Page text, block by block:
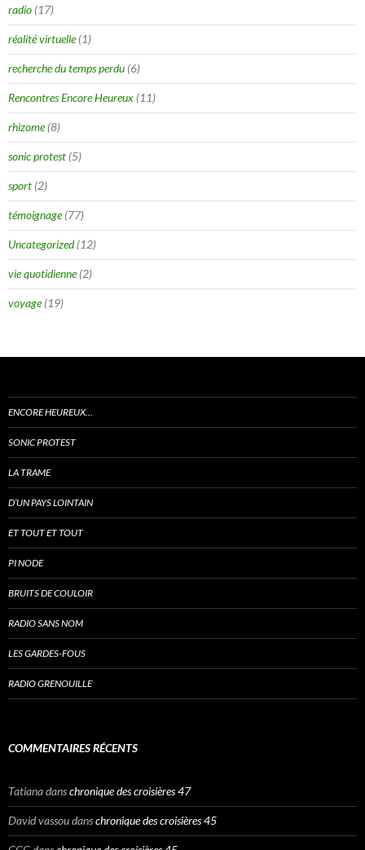
radio (17)
réalité virtuelle(1)
recherche du temps perdu (6)
Rencontres Encore Heureux (11)
rhizome(8)
sonic protest (5)
sport (2)
témoignage(77)
Uncategorized(12)
vie quotidienne(2)
voyage(19)
ENCORE HEUREUX…
SONIC PROTEST
LA TRAME
D’UN PAYS LOINTAIN
ET TOUT ET TOUT
PI NODE
BRUITS DE COULOIR
RADIO SANS NOM
LES GARDES-FOUS
RADIO GRENOUILLE
COMMENTAIRES RÉCENTS
Tatianadanschronique des croisières 47
David vassoudanschronique des croisières 45